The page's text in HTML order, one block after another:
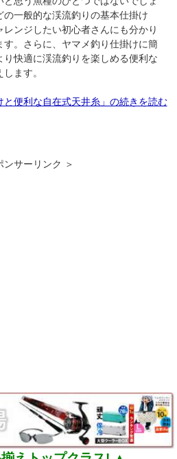
一般的な渓流釣りの基本仕掛け
ンジしたい初心者さんにも分かり
。さらに、ヤマメ釣り仕掛けに簡
快適に渓流釣りを楽しめる便利な
ます。
と便利な自在式天井糸」の続きを読む
ンサーリンク ＞